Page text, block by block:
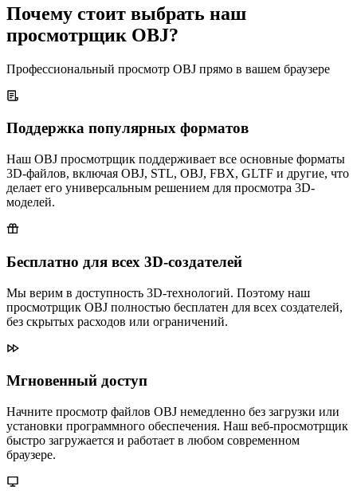
Почему стоит выбрать наш
просмотрщик OBJ?
Профессиональный просмотр OBJ прямо в вашем браузере
Поддержка популярных форматов
Наш OBJ просмотрщик поддерживает все основные форматы
3D-файлов, включая OBJ, STL, OBJ, FBX, GLTF и другие, что
делает его универсальным решением для просмотра 3D-
моделей.
Бесплатно для всех 3D-создателей
Мы верим в доступность 3D-технологий. Поэтому наш
просмотрщик OBJ полностью бесплатен для всех создателей,
без скрытых расходов или ограничений.
Мгновенный доступ
Начните просмотр файлов OBJ немедленно без загрузки или
установки программного обеспечения. Наш веб-просмотрщик
быстро загружается и работает в любом современном
браузере.